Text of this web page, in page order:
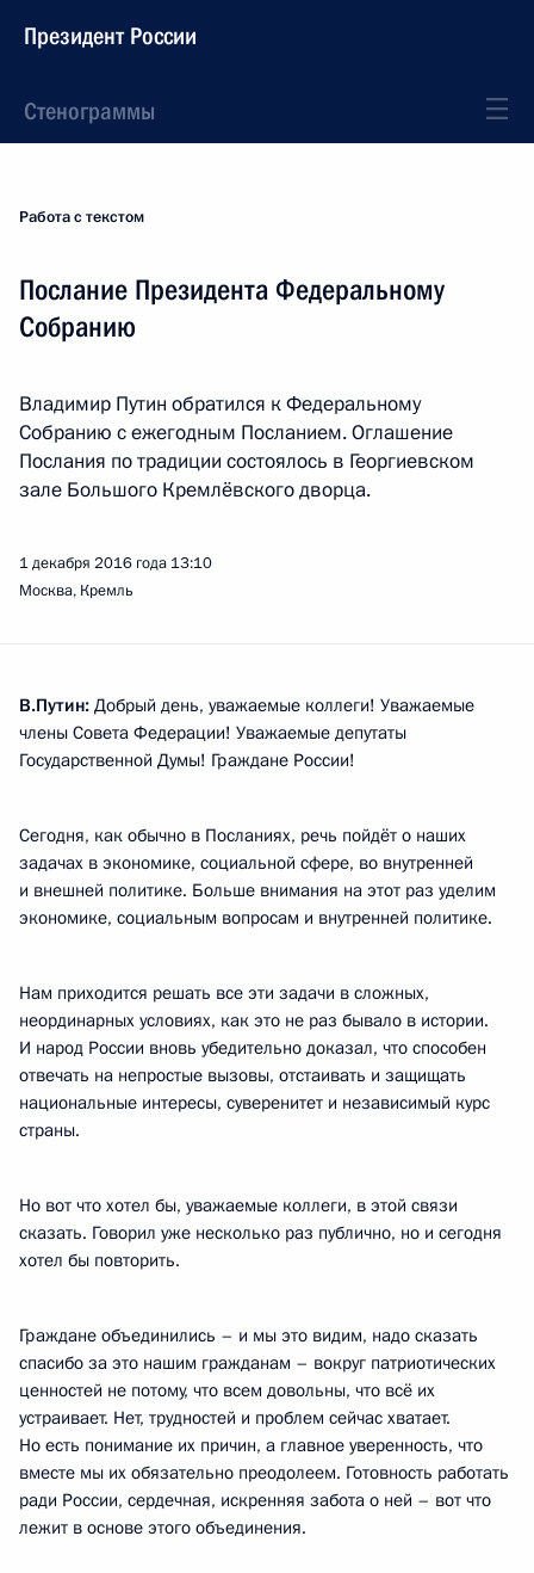
Президент России
Стенограммы
Работа с текстом
Послание Президента Федеральному
Собранию
Владимир Путин обратился к Федеральному
Собранию с ежегодным Посланием. Оглашение
Послания по традиции состоялось в Георгиевском
зале Большого Кремлёвского дворца.
1 декабря 2016 года 13:10
Москва, Кремль
В.Путин: Добрый день, уважаемые коллеги! Уважаемые
члены Совета Федерации! Уважаемые депутаты
Государственной Думы! Граждане России!
Сегодня, как обычно в Посланиях, речь пойдёт о наших
задачах в экономике, социальной сфере, во внутренней
и внешней политике. Больше внимания на этот раз уделим
экономике, социальным вопросам и внутренней политике.
Нам приходится решать все эти задачи в сложных,
неординарных условиях, как это не раз бывало в истории.
И народ России вновь убедительно доказал, что способен
отвечать на непростые вызовы, отстаивать и защищать
национальные интересы, суверенитет и независимый курс
страны.
Но вот что хотел бы, уважаемые коллеги, в этой связи
сказать. Говорил уже несколько раз публично, но и сегодня
хотел бы повторить.
Граждане объединились – и мы это видим, надо сказать
спасибо за это нашим гражданам – вокруг патриотических
ценностей не потому, что всем довольны, что всё их
устраивает. Нет, трудностей и проблем сейчас хватает.
Но есть понимание их причин, а главное уверенность, что
вместе мы их обязательно преодолеем. Готовность работать
ради России, сердечная, искренняя забота о ней – вот что
лежит в основе этого объединения.